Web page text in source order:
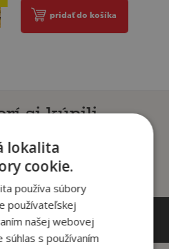
pridať do košíka
si kúpili
lokalita
cookie.
používa súbory
používateľskej
našej webovej
s používaním